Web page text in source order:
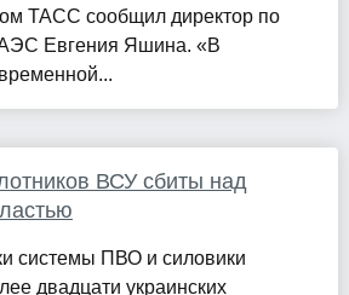
ТАСС сообщил директор по
Евгения Яшина. «В
ВСУ сбиты над
системы ПВО и силовики
двадцати украинских